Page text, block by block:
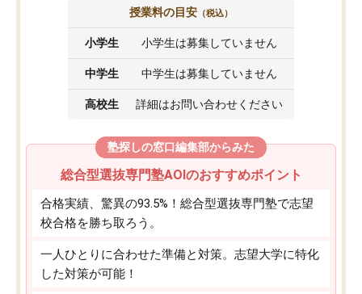
授業料の目安 （税込）
小学生 小学生は募集していません
中学生 中学生は募集していません
高校生 詳細はお問い合わせください
塾探しの窓口編集部からみた
総合型選抜専門塾AOIのおすすめポイント
合格実績、驚異の93.5%！総合型選抜専門塾で志望
校合格を勝ち取ろう。
一人ひとりに合わせた準備と対策。志望大学に特化
した対策が可能！